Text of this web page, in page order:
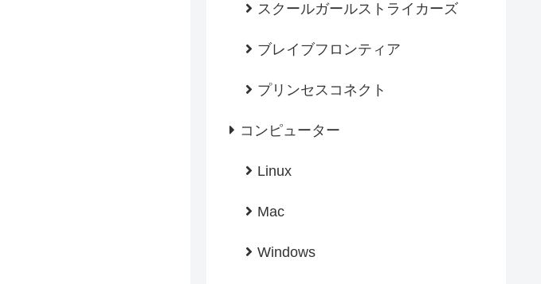
スクールガールストライカーズ
ブレイブフロンティア
プリンセスコネクト
コンピューター
Linux
Mac
Windows